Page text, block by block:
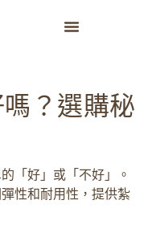
？選購秘
「好」或「不好」。
性和耐用性，提供紮